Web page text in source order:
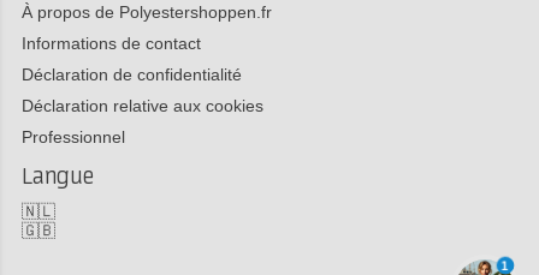
À propos de Polyestershoppen.fr
Informations de contact
Déclaration de confidentialité
Déclaration relative aux cookies
Professionnel
Langue
🇳🇱
🇬🇧
1